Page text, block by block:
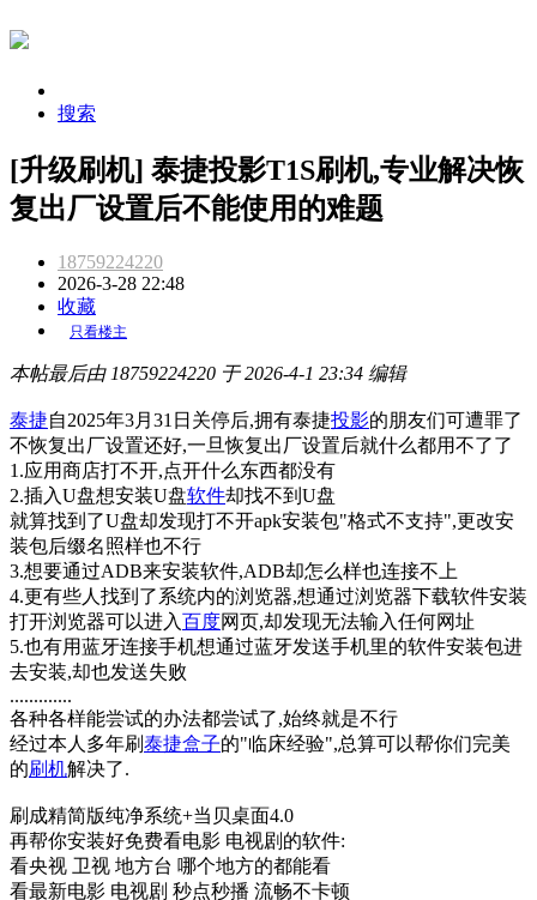
搜索
[升级刷机] 泰捷投影T1S刷机,专业解决恢
复出厂设置后不能使用的难题
18759224220
2026-3-28 22:48
收藏
只看楼主
本帖最后由 18759224220 于 2026-4-1 23:34 编辑
泰捷自2025年3月31日关停后,拥有泰捷投影的朋友们可遭罪了
不恢复出厂设置还好,一旦恢复出厂设置后就什么都用不了了
1.应用商店打不开,点开什么东西都没有
2.插入U盘想安装U盘软件却找不到U盘
就算找到了U盘却发现打不开apk安装包"格式不支持",更改安
装包后缀名照样也不行
3.想要通过ADB来安装软件,ADB却怎么样也连接不上
4.更有些人找到了系统内的浏览器,想通过浏览器下载软件安装
打开浏览器可以进入百度网页,却发现无法输入任何网址
5.也有用蓝牙连接手机想通过蓝牙发送手机里的软件安装包进
去安装,却也发送失败
.............
各种各样能尝试的办法都尝试了,始终就是不行
经过本人多年刷泰捷盒子的"临床经验",总算可以帮你们完美
的刷机解决了.
刷成精简版纯净系统+当贝桌面4.0
再帮你安装好免费看电影 电视剧的软件:
看央视 卫视 地方台 哪个地方的都能看
看最新电影 电视剧 秒点秒播 流畅不卡顿